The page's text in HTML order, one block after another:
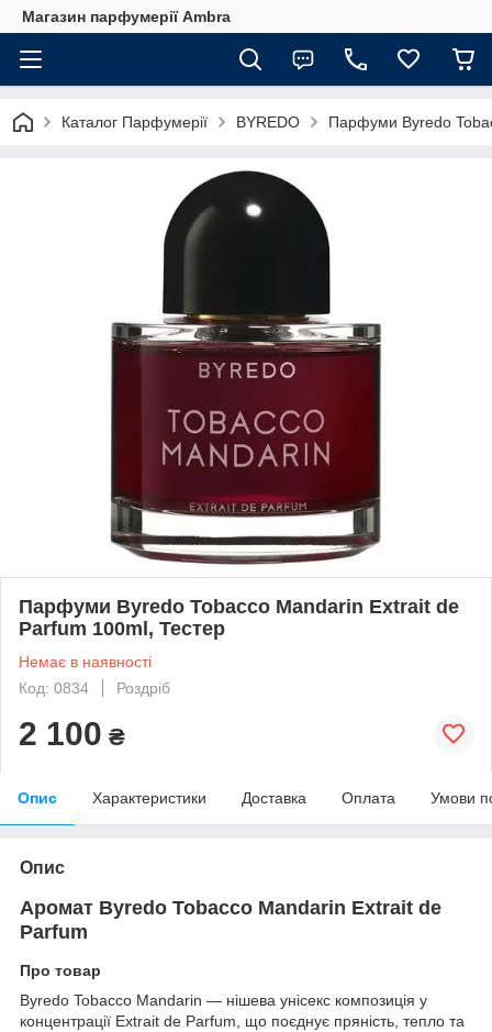
Магазин парфумерії Ambra
Каталог Парфумерії BYREDO Парфуми Byredo
Парфуми Byredo Tobacco Mandarin Extrait de
Parfum 100ml, Тестер
Немає в наявності
Код: 0834
Роздріб
2 100 ₴
Опис Характеристики Доставка Оплата Умови
Опис
Аромат Byredo Tobacco Mandarin Extrait de
Parfum
Про товар
Byredo Tobacco Mandarin — нішева унісекс композиція у
концентрації Extrait de Parfum, що поєднує пряність, тепло та